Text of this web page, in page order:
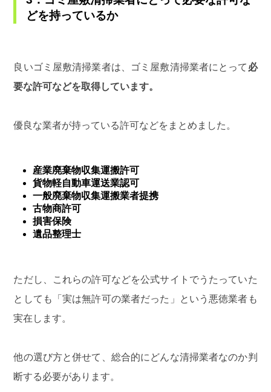
どを持っているか
良いゴミ屋敷清掃業者は、ゴミ屋敷清掃業者にとって 必
要な許可などを取得しています。
優良な業者が持っている許可などをまとめました。
産業廃棄物収集運搬許可
貨物軽自動車運送業認可
一般廃棄物収集運搬業者提携
古物商許可
損害保険
遺品整理士
ただし、これらの許可などを公式サイトでうたっていた
としても「実は無許可の業者だった」という悪徳業者も
実在します。
他の選び方と併せて、総合的にどんな清掃業者なのか判
断する必要があります。